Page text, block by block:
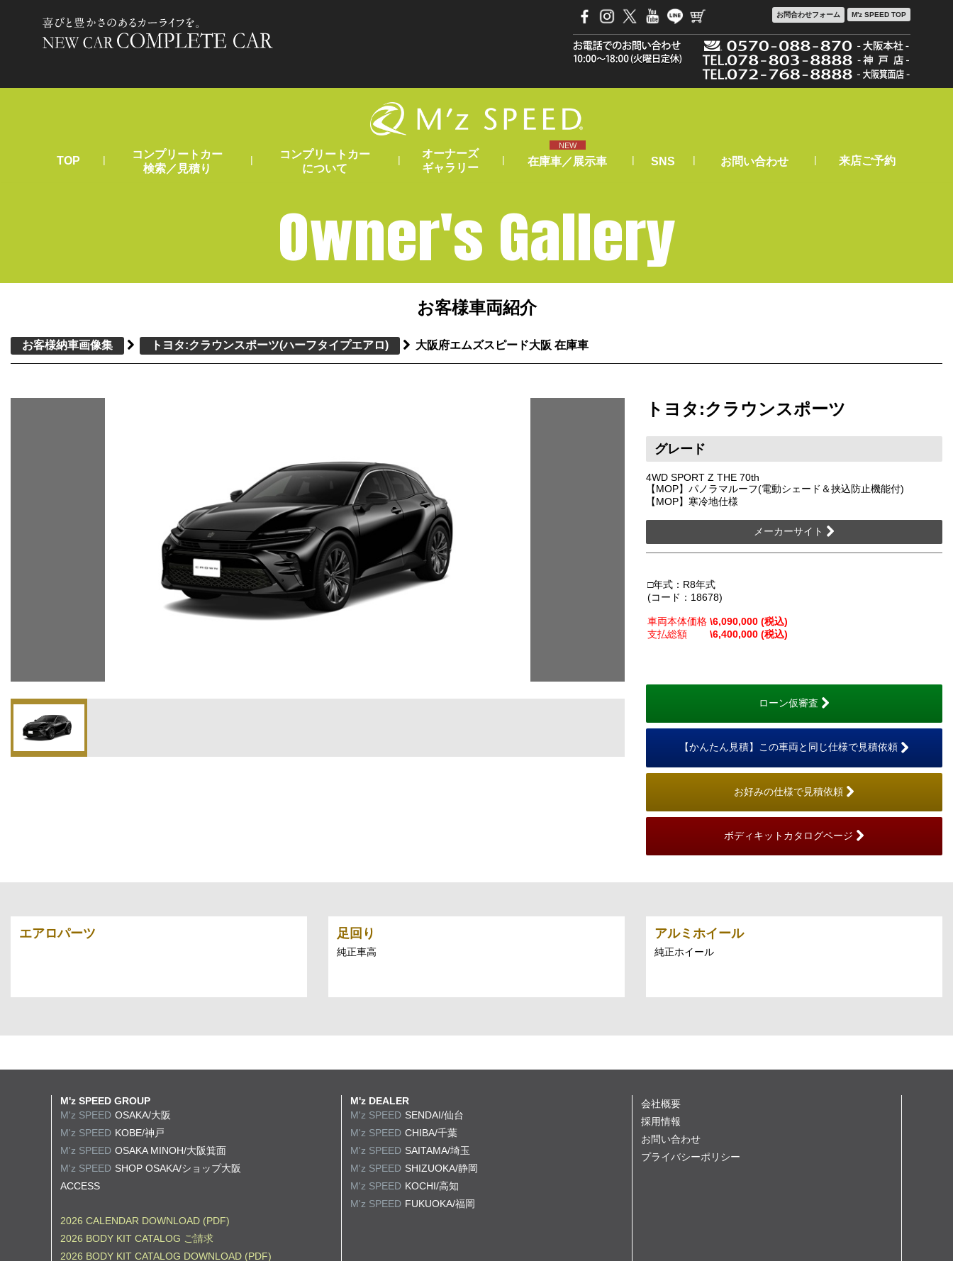
お問合わせフォーム M'z SPEED TOP
TOP |
コンプリートカー
検索／見積り
|
コンプリートカー
について
|
オーナーズ
ギャラリー
|
NEW
在庫車／展示車 | SNS | お問い合わせ | 来店ご予約
Owner's Gallery
お客様車両紹介
お客様納車画像集 トヨタ:クラウンスポーツ(ハーフタイプエアロ) 大阪府エムズスピード大阪 在庫車
トヨタ:クラウンスポーツ
グレード
4WD SPORT Z THE 70th
【MOP】パノラマルーフ(電動シェード＆挟込防止機能付)
【MOP】寒冷地仕様
メーカーサイト
□年式：R8年式
(コード：18678)
車両本体価格 \6,090,000 (税込)
支払総額
\6,400,000 (税込)
ローン仮審査
【かんたん見積】この車両と同じ仕様で見積依頼
お好みの仕様で見積依頼
ボディキットカタログページ
エアロパーツ 足回り
純正車高
アルミホイール
純正ホイール
M'z SPEED GROUP
M'z SPEED OSAKA/大阪
M'z SPEED KOBE/神戸
M'z SPEED OSAKA MINOH/大阪箕面
M'z SPEED SHOP OSAKA/ショップ大阪
ACCESS
2026 CALENDAR DOWNLOAD (PDF)
2026 BODY KIT CATALOG ご請求
2026 BODY KIT CATALOG DOWNLOAD (PDF)
M'z DEALER
M'z SPEED SENDAI/仙台
M'z SPEED CHIBA/千葉
M'z SPEED SAITAMA/埼玉
M'z SPEED SHIZUOKA/静岡
M'z SPEED KOCHI/高知
M'z SPEED FUKUOKA/福岡
会社概要
採用情報
お問い合わせ
プライバシーポリシー